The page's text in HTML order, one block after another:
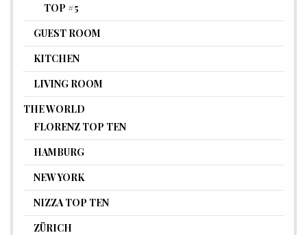
TOP #5
GUEST ROOM
KITCHEN
LIVING ROOM
THE WORLD
FLORENZ TOP TEN
HAMBURG
NEW YORK
NIZZA TOP TEN
ZÜRICH